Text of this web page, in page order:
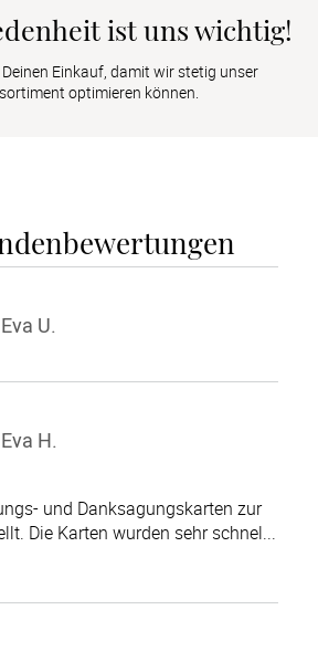
ist uns wichtig!
Einkauf, damit wir stetig unser
optimieren können.
Eva U.
Eva H.
und Danksagungskarten zur
Die Karten wurden sehr schnel...